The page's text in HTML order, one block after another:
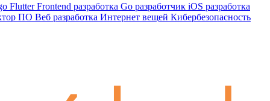
FlutterFrontend разработка Go разработчик iOS разработка
ПО Веб разработка Интернет вещей Кибербезопасность